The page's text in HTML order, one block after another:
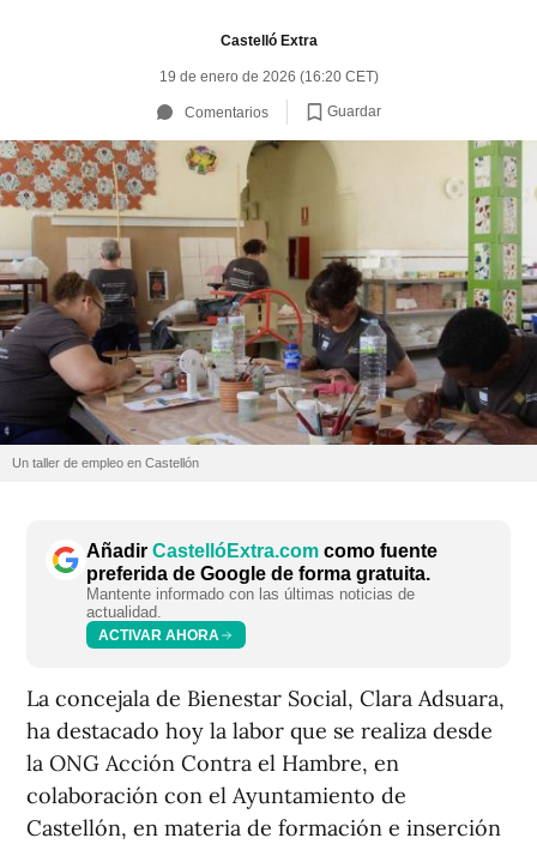
Castelló Extra
19 de enero de 2026 (16:20 CET)
Comentarios Guardar
Un taller de empleo en Castellón
Añadir CastellóExtra.com como fuente
preferida de Google de forma gratuita.
Mantente informado con las últimas noticias de
actualidad.
ACTIVAR AHORA
La concejala de Bienestar Social, Clara Adsuara,
ha destacado hoy la labor que se realiza desde
la ONG Acción Contra el Hambre, en
colaboración con el Ayuntamiento de
Castellón, en materia de formación e inserción